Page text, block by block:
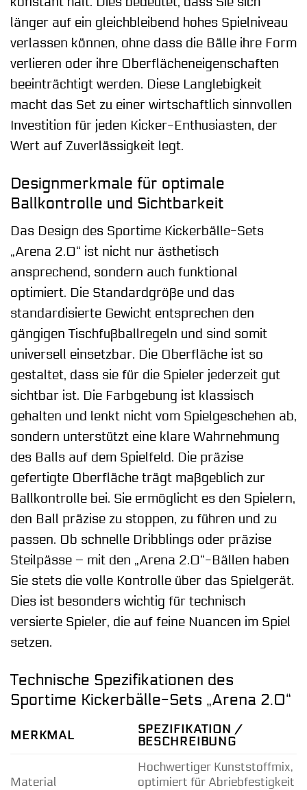
länger auf ein gleichbleibend hohes Spielniveau
verlassen können, ohne dass die Bälle ihre Form
verlieren oder ihre Oberflächeneigenschaften
beeinträchtigt werden. Diese Langlebigkeit
macht das Set zu einer wirtschaftlich sinnvollen
Investition für jeden Kicker-Enthusiasten, der
Wert auf Zuverlässigkeit legt.
Designmerkmale für optimale
Ballkontrolle und Sichtbarkeit
Das Design des Sportime Kickerbälle-Sets
„Arena 2.0“ ist nicht nur ästhetisch
ansprechend, sondern auch funktional
optimiert. Die Standardgröße und das
standardisierte Gewicht entsprechen den
gängigen Tischfußballregeln und sind somit
universell einsetzbar. Die Oberfläche ist so
gestaltet, dass sie für die Spieler jederzeit gut
sichtbar ist. Die Farbgebung ist klassisch
gehalten und lenkt nicht vom Spielgeschehen ab,
sondern unterstützt eine klare Wahrnehmung
des Balls auf dem Spielfeld. Die präzise
gefertigte Oberfläche trägt maßgeblich zur
Ballkontrolle bei. Sie ermöglicht es den Spielern,
den Ball präzise zu stoppen, zu führen und zu
passen. Ob schnelle Dribblings oder präzise
Steilpässe – mit den „Arena 2.0“-Bällen haben
Sie stets die volle Kontrolle über das Spielgerät.
Dies ist besonders wichtig für technisch
versierte Spieler, die auf feine Nuancen im Spiel
setzen.
Technische Spezifikationen des
Sportime Kickerbälle-Sets „Arena 2.0“
MERKMAL
SPEZIFIKATION /
BESCHREIBUNG
Material
Hochwertiger Kunststoffmix,
optimiert für Abriebfestigkeit